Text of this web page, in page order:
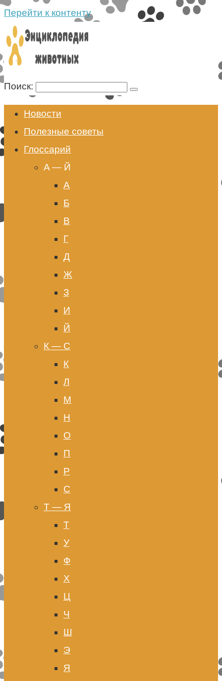
Перейти к контенту
Поиск:
Новости
Полезные советы
Глоссарий
A — Й
А
Б
В
Г
Д
Ж
З
И
Й
К — С
К
Л
М
Н
О
П
Р
С
Т — Я
Т
У
Ф
Х
Ц
Ч
Ш
Э
Я